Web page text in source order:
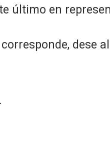
último en
dese